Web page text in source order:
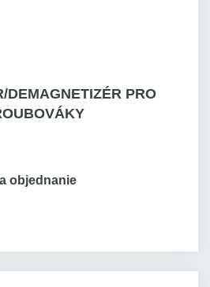
DEMAGNETIZÉR PRO
objednanie